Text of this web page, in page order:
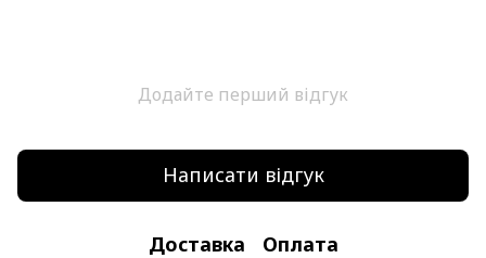
Додайте перший відгук
Написати відгук
Доставка Оплата